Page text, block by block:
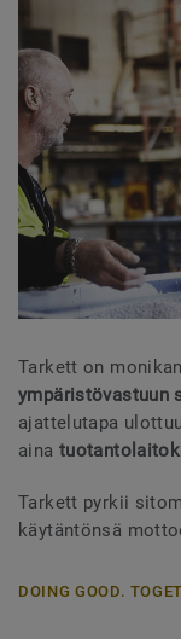
Tarkett on
ympäristövastuun
ajattelutapa
aina
Tarkett pyrkii
käytäntönsä
DOING GOOD.